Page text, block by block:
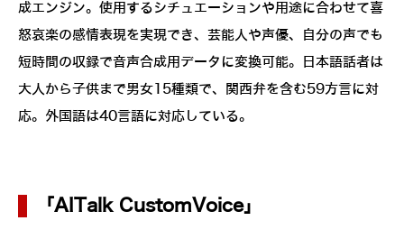
成エンジン。使用するシチュエーションや用途に合わせて喜
怒哀楽の感情表現を実現でき、芸能人や声優、自分の声でも
短時間の収録で音声合成用データに変換可能。日本語話者は
大人から子供まで男女15種類で、関西弁を含む59方言に対
応。外国語は40言語に対応している。
「AITalk CustomVoice」